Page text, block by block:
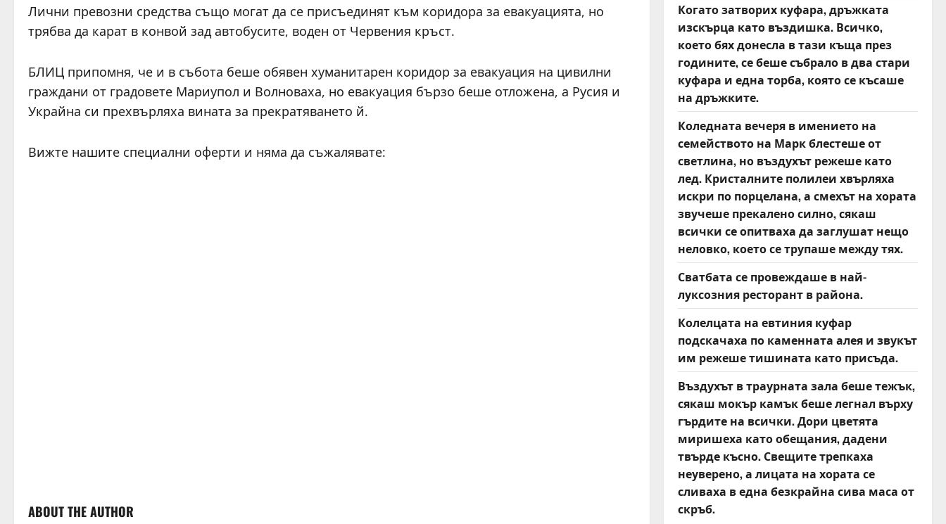
Лични превозни средства също могат да се присъединят към коридора за евакуацията, но
трябва да карат в конвой зад автобусите, воден от Червения кръст.
БЛИЦ припомня, че и в събота беше обявен хуманитарен коридор за евакуация на цивилни
граждани от градовете Мариупол и Волноваха, но евакуация бързо беше отложена, а Русия и
Украйна си прехвърляха вината за прекратяването й.
Вижте нашите специални оферти и няма да съжалявате:
ABOUT THE AUTHOR
Когато затворих куфара, дръжката
изскърца като въздишка. Всичко,
което бях донесла в тази къща през
годините, се беше събрало в два стари
куфара и една торба, която се късаше
на дръжките.
Коледната вечеря в имението на
семейството на Марк блестеше от
светлина, но въздухът режеше като
лед. Кристалните полилеи хвърляха
искри по порцелана, а смехът на хората
звучеше прекалено силно, сякаш
всички се опитваха да заглушат нещо
неловко, което се трупаше между тях.
Сватбата се провеждаше в най-
луксозния ресторант в района.
Колелцата на евтиния куфар
подскачаха по каменната алея и звукът
им режеше тишината като присъда.
Въздухът в траурната зала беше тежък,
сякаш мокър камък беше легнал върху
гърдите на всички. Дори цветята
миришеха като обещания, дадени
твърде късно. Свещите трепкаха
неуверено, а лицата на хората се
сливаха в една безкрайна сива маса от
скръб.